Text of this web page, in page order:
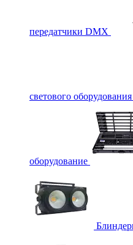
передатчики DMX
светового оборудования
оборудование